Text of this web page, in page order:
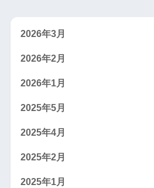
2026年3月
2026年2月
2026年1月
2025年5月
2025年4月
2025年2月
2025年1月